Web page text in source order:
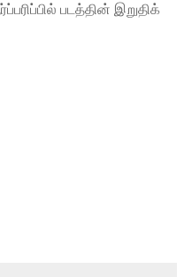
படத்தின் இறுதிக்